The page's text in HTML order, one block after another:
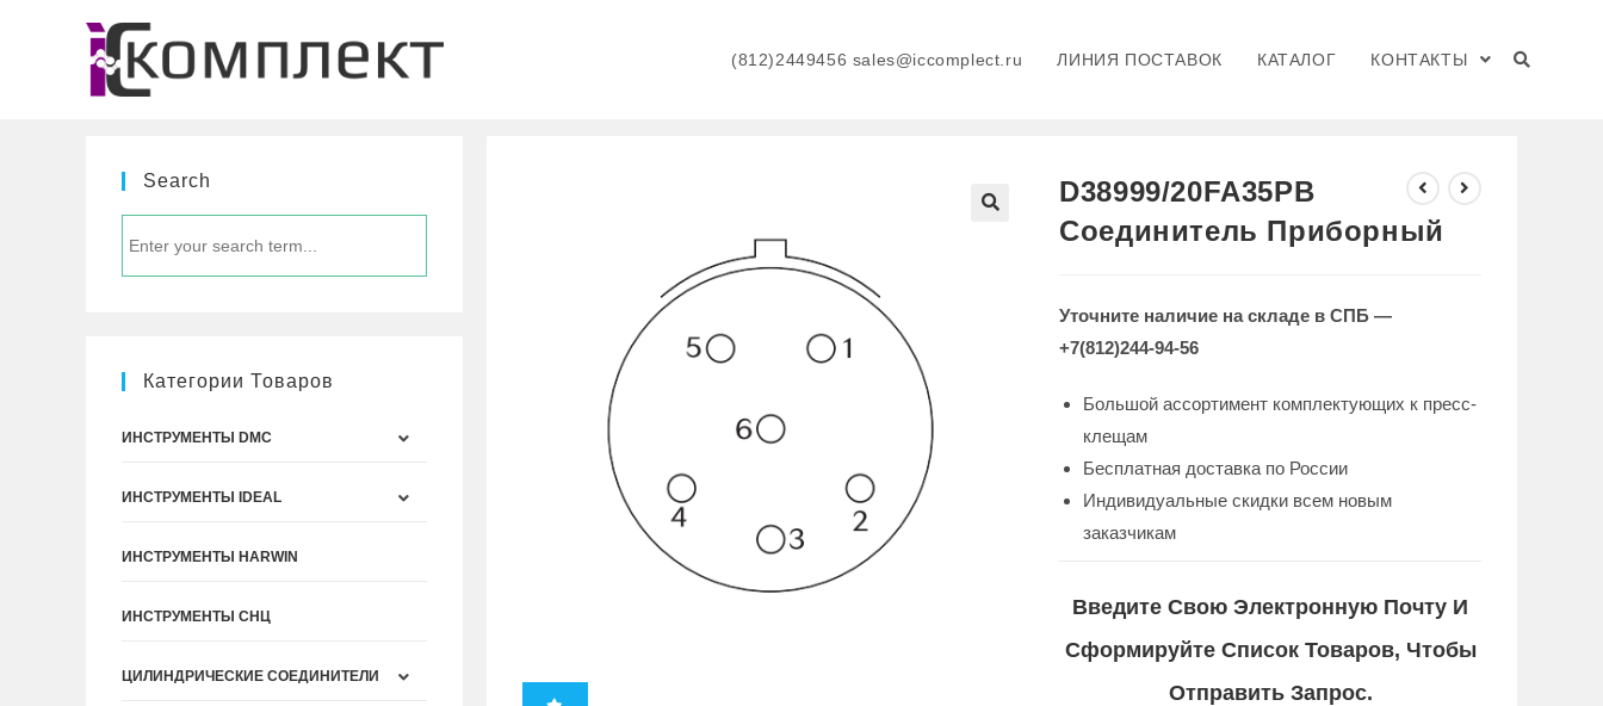
содержимому
(812)2449456 sales@iccomplect.ru ЛИНИЯ ПОСТАВОК КАТАЛОГ КОНТАКТЫ
D38999/20FA35PB
Соединитель Приборный
Уточните наличие на складе в СПБ —
+7(812)244-94-56
Большой ассортимент комплектующих к пресс-
клещам
Бесплатная доставка по России
Индивидуальные скидки всем новым
заказчикам
Введите Свою Электронную Почту И
Сформируйте Список Товаров, Чтобы
Отправить Запрос.
Search
Категории Товаров
ИНСТРУМЕНТЫ DMC
ИНСТРУМЕНТЫ IDEAL
ИНСТРУМЕНТЫ HARWIN
ИНСТРУМЕНТЫ СНЦ
ЦИЛИНДРИЧЕСКИЕ СОЕДИНИТЕЛИ